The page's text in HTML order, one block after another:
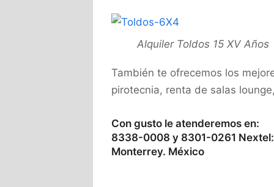
Alquiler Toldos 15 XV Años
También te ofrecemos los
pirotecnia, renta de salas
Con gusto le atenderemos en:
8338-0008 y 8301-0261
Monterrey. México